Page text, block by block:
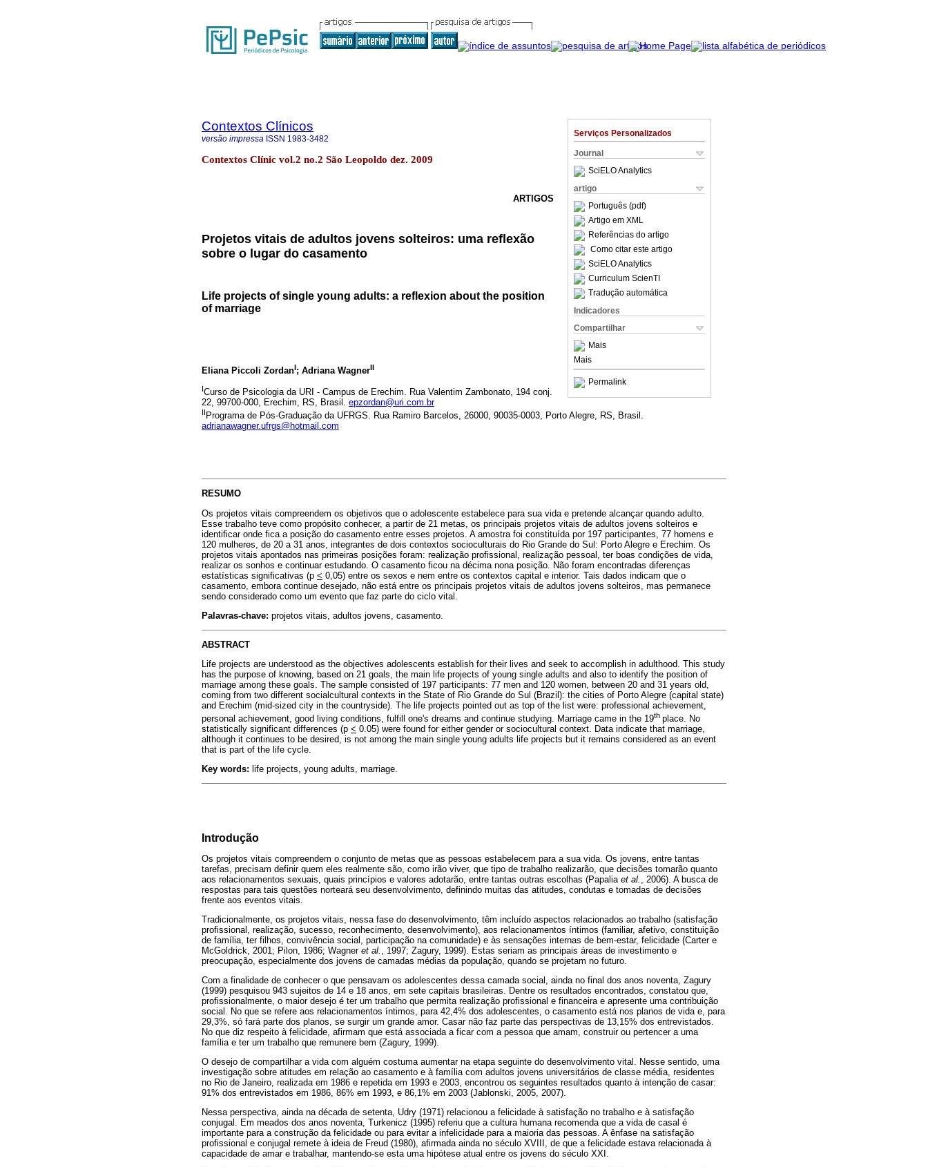
Serviços Personalizados
Journal
SciELO Analytics
artigo
Português (pdf)
Artigo em XML
Referências do artigo
Como citar este artigo
SciELO Analytics
Curriculum ScienTI
Tradução automática
Indicadores
Compartilhar
Mais
Mais
Permalink
Contextos Clínicos
versão impressa ISSN 1983-3482
Contextos Clínic vol.2 no.2 São Leopoldo dez. 2009
ARTIGOS
Projetos vitais de adultos jovens solteiros: uma reflexão
sobre o lugar do casamento
Life projects of single young adults: a reflexion about the position
of marriage
Eliana Piccoli ZordanI; Adriana WagnerII
ICurso de Psicologia da URI - Campus de Erechim. Rua Valentim Zambonato, 194 conj.
22, 99700-000, Erechim, RS, Brasil. epzordan@uri.com.br
IIPrograma de Pós-Graduação da UFRGS. Rua Ramiro Barcelos, 26000, 90035-0003, Porto Alegre, RS, Brasil.
adrianawagner.ufrgs@hotmail.com
RESUMO
Os projetos vitais compreendem os objetivos que o adolescente estabelece para sua vida e pretende alcançar quando adulto.
Esse trabalho teve como propósito conhecer, a partir de 21 metas, os principais projetos vitais de adultos jovens solteiros e
identificar onde fica a posição do casamento entre esses projetos. A amostra foi constituída por 197 participantes, 77 homens e
120 mulheres, de 20 a 31 anos, integrantes de dois contextos socioculturais do Rio Grande do Sul: Porto Alegre e Erechim. Os
projetos vitais apontados nas primeiras posições foram: realização profissional, realização pessoal, ter boas condições de vida,
realizar os sonhos e continuar estudando. O casamento ficou na décima nona posição. Não foram encontradas diferenças
estatísticas significativas (p < 0,05) entre os sexos e nem entre os contextos capital e interior. Tais dados indicam que o
casamento, embora continue desejado, não está entre os principais projetos vitais de adultos jovens solteiros, mas permanece
sendo considerado como um evento que faz parte do ciclo vital.
Palavras-chave: projetos vitais, adultos jovens, casamento.
ABSTRACT
Life projects are understood as the objectives adolescents establish for their lives and seek to accomplish in adulthood. This study
has the purpose of knowing, based on 21 goals, the main life projects of young single adults and also to identify the position of
marriage among these goals. The sample consisted of 197 participants: 77 men and 120 women, between 20 and 31 years old,
coming from two different socialcultural contexts in the State of Rio Grande do Sul (Brazil): the cities of Porto Alegre (capital state)
and Erechim (mid-sized city in the countryside). The life projects pointed out as top of the list were: professional achievement,
personal achievement, good living conditions, fulfill one's dreams and continue studying. Marriage came in the 19th place. No
statistically significant differences (p < 0.05) were found for either gender or sociocultural context. Data indicate that marriage,
although it continues to be desired, is not among the main single young adults life projects but it remains considered as an event
that is part of the life cycle.
Key words: life projects, young adults, marriage.
Introdução
Os projetos vitais compreendem o conjunto de metas que as pessoas estabelecem para a sua vida. Os jovens, entre tantas
tarefas, precisam definir quem eles realmente são, como irão viver, que tipo de trabalho realizarão, que decisões tomarão quanto
aos relacionamentos sexuais, quais princípios e valores adotarão, entre tantas outras escolhas (Papalia et al.
, 2006). A busca de
respostas para tais questões norteará seu desenvolvimento, definindo muitas das atitudes, condutas e tomadas de decisões
frente aos eventos vitais.
Tradicionalmente, os projetos vitais, nessa fase do desenvolvimento, têm incluído aspectos relacionados ao trabalho (satisfação
profissional, realização, sucesso, reconhecimento, desenvolvimento), aos relacionamentos íntimos (familiar, afetivo, constituição
de família, ter filhos, convivência social, participação na comunidade) e às sensações internas de bem-estar, felicidade (Carter e
McGoldrick, 2001; Pilon, 1986; Wagner et al.
, 1997; Zagury, 1999). Estas seriam as principais áreas de investimento e
preocupação, especialmente dos jovens de camadas médias da população, quando se projetam no futuro.
Com a finalidade de conhecer o que pensavam os adolescentes dessa camada social, ainda no final dos anos noventa, Zagury
(1999) pesquisou 943 sujeitos de 14 e 18 anos, em sete capitais brasileiras. Dentre os resultados encontrados, constatou que,
profissionalmente, o maior desejo é ter um trabalho que permita realização profissional e financeira e apresente uma contribuição
social. No que se refere aos relacionamentos íntimos, para 42,4% dos adolescentes, o casamento está nos planos de vida e, para
29,3%, só fará parte dos planos, se surgir um grande amor. Casar não faz parte das perspectivas de 13,15% dos entrevistados.
No que diz respeito à felicidade, afirmam que está associada a ficar com a pessoa que amam, construir ou pertencer a uma
família e ter um trabalho que remunere bem (Zagury, 1999).
O desejo de compartilhar a vida com alguém costuma aumentar na etapa seguinte do desenvolvimento vital. Nesse sentido, uma
investigação sobre atitudes em relação ao casamento e à família com adultos jovens universitários de classe média, residentes
no Rio de Janeiro, realizada em 1986 e repetida em 1993 e 2003, encontrou os seguintes resultados quanto à intenção de casar:
91% dos entrevistados em 1986, 86% em 1993, e 86,1% em 2003 (Jablonski, 2005, 2007).
Nessa perspectiva, ainda na década de setenta, Udry (1971) relacionou a felicidade à satisfação no trabalho e à satisfação
conjugal. Em meados dos anos noventa, Turkenicz (1995) referiu que a cultura humana recomenda que a vida de casal é
importante para a construção da felicidade ou para evitar a infelicidade para a maioria das pessoas. A ênfase na satisfação
profissional e conjugal remete à ideia de Freud (1980), afirmada ainda no século XVIII, de que a felicidade estava relacionada à
capacidade de amar e trabalhar, mantendo-se esta uma hipótese atual entre os jovens do século XXI.